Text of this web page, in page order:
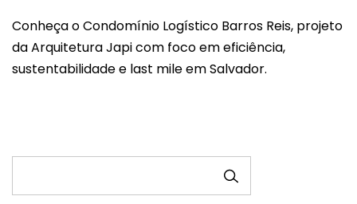
Conheça o Condomínio Logístico Barros Reis, projeto
da Arquitetura Japi com foco em eficiência,
sustentabilidade e last mile em Salvador.